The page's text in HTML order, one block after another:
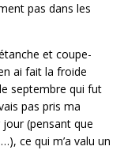
pas dans les
et coupe-
ai fait la froide
septembre qui fut
pas pris ma
(pensant que
ce qui m’a valu un